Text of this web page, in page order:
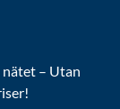
– Utan